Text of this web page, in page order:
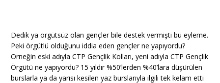
Dedik ya örgütsüz olan gençler bile destek vermişti bu eyleme.
Peki örgütlü olduğunu iddia eden gençler ne yapıyordu?
Örneğin eski adıyla CTP Gençlik Kolları, yeni adıyla CTP Gençlik
Örgütü ne yapıyordu? 15 yıldır %50’lerden %40’lara düşürülen
burslarla ya da yarısı kesilen yaz burslarıyla ilgili tek kelam etti